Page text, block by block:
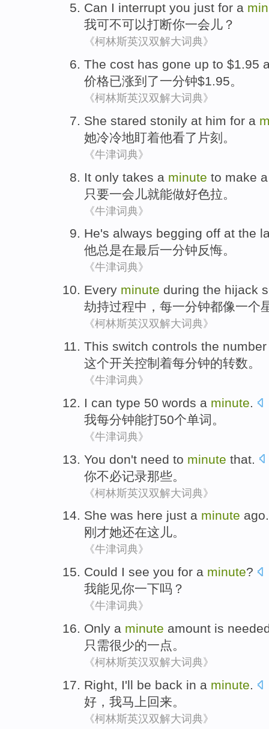
Can I interrupt you just for a
我可不可以打断你一会儿 ？
《柯林斯英汉双解大词典》
The cost has gone up to $1.95
价格已涨到了一分钟$1.95。
《柯林斯英汉双解大词典》
She stared stonily at him for a
她冷冷地盯着他看了片刻。
《牛津词典》
It only takes a minute to make a
只要一会儿就能做好色拉 。
《牛津词典》
He's always begging off at the
他总是在最后一分钟反悔。
《牛津词典》
Every minute during the hijack
劫持过程中， 每一分钟都像一个
《柯林斯英汉双解大词典》
This switch controls the number
这个开关控制着每分钟的转数。
《牛津词典》
I can type 50 words a minute.
我每分钟能打50个单词 。
《牛津词典》
You don't need to minute that
你不必记录那些。
《柯林斯英汉双解大词典》
She was here just a minute ago.
刚才她还在这儿。
《牛津词典》
Could I see you for a minute?
我能见你一下吗？
《牛津词典》
Only a minute amount is
只需很少的一点。
《柯林斯英汉双解大词典》
Right, I'll be back in a minute.
好 ， 我马上 回来。
《柯林斯英汉双解大词典》